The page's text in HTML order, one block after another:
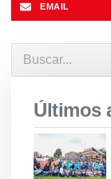
EMAIL
Últimos